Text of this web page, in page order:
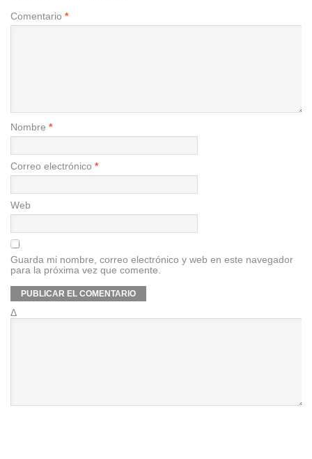
Comentario *
Nombre *
Correo electrónico *
Web
Guarda mi nombre, correo electrónico y web en este navegador
para la próxima vez que comente.
Δ